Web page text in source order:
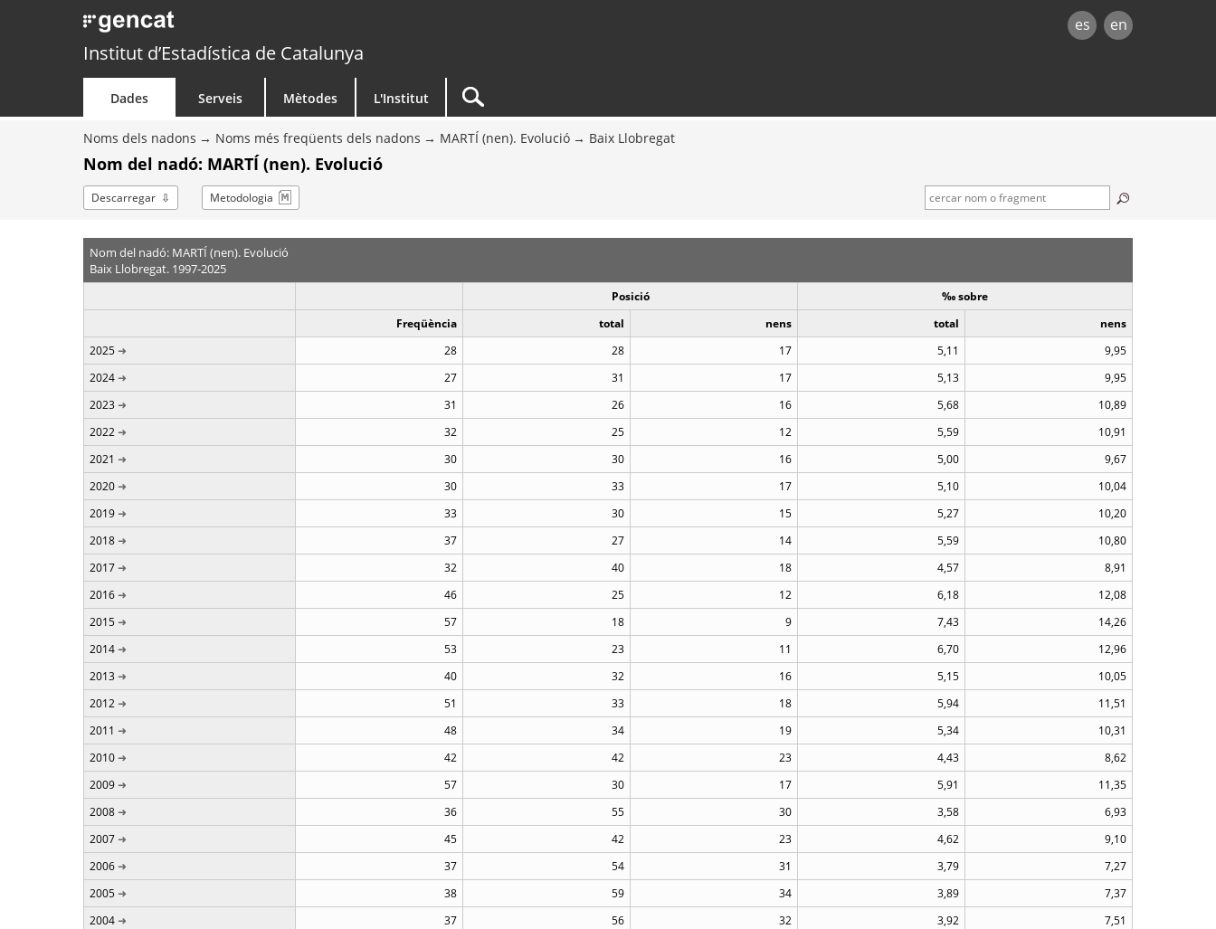
es en
Institut d’Estadística de Catalunya
Dades Serveis Mètodes L'Institut
Noms dels nadons Noms més freqüents dels nadons MARTÍ (nen). Evolució Baix Llobregat
Nom del nadó: MARTÍ (nen). Evolució
Descarregar Metodologia
Nom del nadó: MARTÍ (nen). Evolució
Baix Llobregat. 1997-2025
Posició
‰ sobre
Freqüència
total nens total
nens
2025
28 28 17 5,11
9,95
2024
27 31 17 5,13
9,95
2023
31 26 16 5,68
10,89
2022
32 25 12 5,59
10,91
2021
30 30 16 5,00
9,67
2020
30 33 17 5,10
10,04
2019
33 30 15 5,27
10,20
2018
37 27 14 5,59
10,80
2017
32 40 18 4,57
8,91
2016
46 25 12 6,18
12,08
2015
57 18 9 7,43
14,26
2014
53 23 11 6,70
12,96
2013
40 32 16 5,15
10,05
2012
51 33 18 5,94
11,51
2011
48 34 19 5,34
10,31
2010
42 42 23 4,43
8,62
2009
57 30 17 5,91
11,35
2008
36 55 30 3,58
6,93
2007
45 42 23 4,62
9,10
2006
37 54 31 3,79
7,27
2005
38 59 34 3,89
7,37
2004
37 56 32 3,92
7,51